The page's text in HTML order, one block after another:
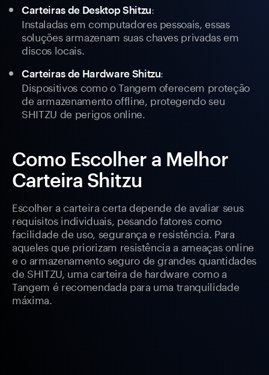
Carteiras de Desktop Shitzu:
Instaladas em computadores pessoais, essas
soluções armazenam suas chaves privadas em
discos locais.
Carteiras de Hardware Shitzu:
Dispositivos como o Tangem oferecem proteção
de armazenamento offline, protegendo seu
SHITZU de perigos online.
Como Escolher a Melhor
Carteira Shitzu
Escolher a carteira certa depende de avaliar seus
requisitos individuais, pesando fatores como
facilidade de uso, segurança e resistência. Para
aqueles que priorizam resistência a ameaças online
e o armazenamento seguro de grandes quantidades
de SHITZU, uma carteira de hardware como a
Tangem é recomendada para uma tranquilidade
máxima.